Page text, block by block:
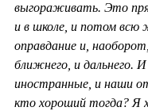
выгораживать. Это
и в школе, и потом всю
оправдание и,
ближнего, и дальнего.
иностранные, и наши
кто хороший тогда?